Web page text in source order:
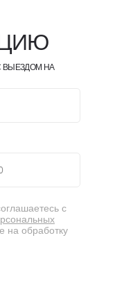
ВЫЕЗДОМ НА
с
на обработку